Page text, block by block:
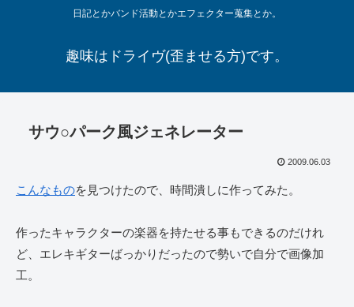
日記とかバンド活動とかエフェクター蒐集とか。
趣味はドライヴ(歪ませる方)です。
サウ○パーク風ジェネレーター
2009.06.03
こんなものを見つけたので、時間潰しに作ってみた。
作ったキャラクターの楽器を持たせる事もできるのだけれ
ど、エレキギターばっかりだったので勢いで自分で画像加
工。